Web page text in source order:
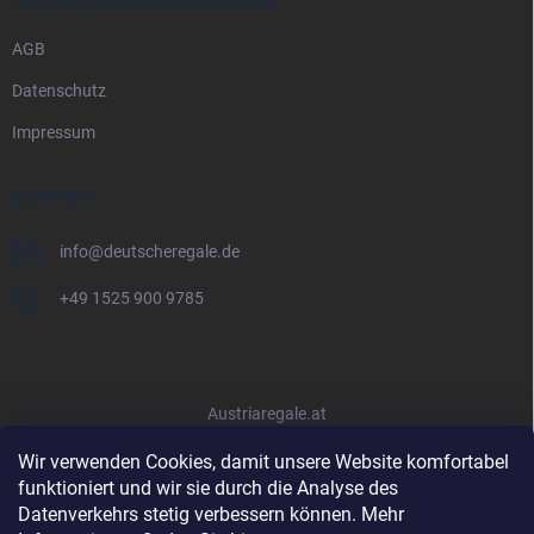
Wir verwenden Cookies, damit unsere Website komfortabel
funktioniert und wir sie durch die Analyse des
Datenverkehrs stetig verbessern können. Mehr
AGB
Datenschutz
Impressum
KONTAKT
info@deutscheregale.de
+49 1525 900 9785
Austriaregale.at